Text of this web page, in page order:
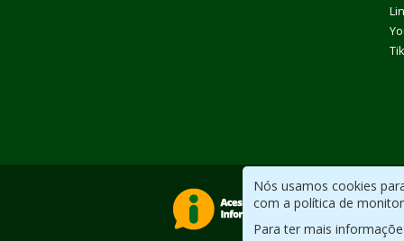
Nós usamos cookies
com a política de
Para ter mais